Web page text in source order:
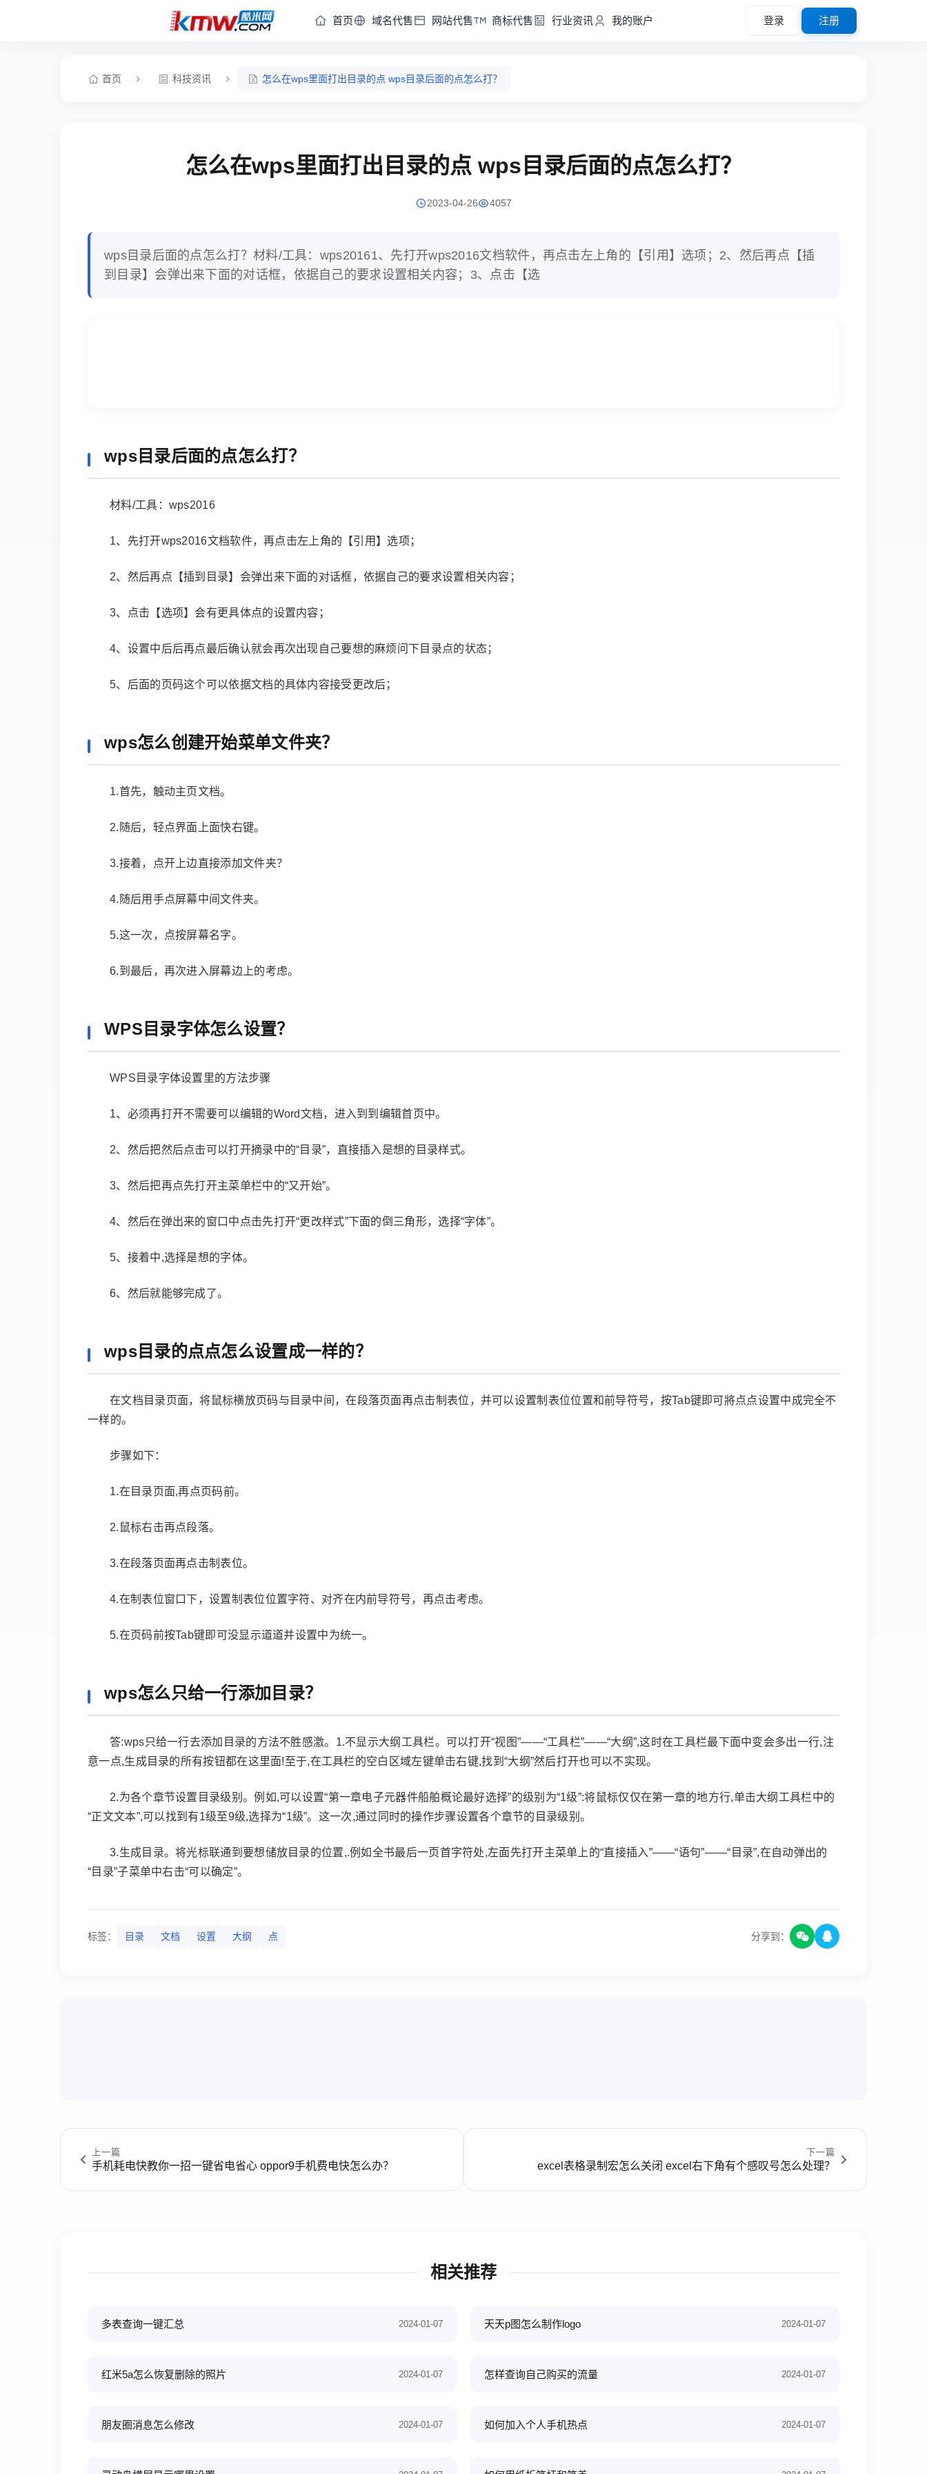
首页 域名代售 网站代售 商标代售 行业资讯 我的账户 登录 注册
首页 科技资讯 怎么在wps里面打出目录的点 wps目录后面的点怎么打？
怎么在wps里面打出目录的点 wps目录后面的点怎么打？
2023-04-26 4057
wps目录后面的点怎么打？材料/工具：wps20161、先打开wps2016文档软件，再点击左上角的【引用】选项；2、然后再点【插
到目录】会弹出来下面的对话框，依据自己的要求设置相关内容；3、点击【选
wps目录后面的点怎么打？
材料/工具：wps2016
1、先打开wps2016文档软件，再点击左上角的【引用】选项；
2、然后再点【插到目录】会弹出来下面的对话框，依据自己的要求设置相关内容；
3、点击【选项】会有更具体点的设置内容；
4、设置中后后再点最后确认就会再次出现自己要想的麻烦问下目录点的状态；
5、后面的页码这个可以依据文档的具体内容接受更改后；
wps怎么创建开始菜单文件夹？
1.首先，触动主页文档。
2.随后，轻点界面上面快右键。
3.接着，点开上边直接添加文件夹？
4.随后用手点屏幕中间文件夹。
5.这一次，点按屏幕名字。
6.到最后，再次进入屏幕边上的考虑。
WPS目录字体怎么设置？
WPS目录字体设置里的方法步骤
1、必须再打开不需要可以编辑的Word文档，进入到到编辑首页中。
2、然后把然后点击可以打开摘录中的“目录”，直接插入是想的目录样式。
3、然后把再点先打开主菜单栏中的“又开始”。
4、然后在弹出来的窗口中点击先打开“更改样式”下面的倒三角形，选择“字体”。
5、接着中,选择是想的字体。
6、然后就能够完成了。
wps目录的点点怎么设置成一样的？
在文档目录页面，将鼠标横放页码与目录中间，在段落页面再点击制表位，并可以设置制表位位置和前导符号，按Tab键即可將点点设置中成完全不
一样的。
步骤如下：
1.在目录页面,再点页码前。
2.鼠标右击再点段落。
3.在段落页面再点击制表位。
4.在制表位窗口下，设置制表位位置字符、对齐在内前导符号，再点击考虑。
5.在页码前按Tab键即可没显示道道并设置中为统一。
wps怎么只给一行添加目录？
答:wps只给一行去添加目录的方法不胜感激。1.不显示大纲工具栏。可以打开“视图”——“工具栏”——“大纲”,这时在工具栏最下面中变会多出一行,注
意一点,生成目录的所有按钮都在这里面!至于,在工具栏的空白区域左键单击右键,找到“大纲”然后打开也可以不实现。
2.为各个章节设置目录级别。例如,可以设置“第一章电子元器件船舶概论最好选择”的级别为“1级”:将鼠标仅仅在第一章的地方行,单击大纲工具栏中的
“正文文本”,可以找到有1级至9级,选择为“1级”。这一次,通过同时的操作步骤设置各个章节的目录级别。
3.生成目录。将光标联通到要想储放目录的位置,.例如全书最后一页首字符处,左面先打开主菜单上的“直接插入”——“语句”——“目录”,在自动弹出的
“目录”子菜单中右击“可以确定”。
标签： 目录 文档 设置 大纲 点 分享到：
上一篇
手机耗电快教你一招一键省电省心 oppor9手机费电快怎么办？
下一篇
excel表格录制宏怎么关闭 excel右下角有个感叹号怎么处理？
相关推荐
多表查询一键汇总 2024-01-07 天天p图怎么制作logo 2024-01-07
红米5a怎么恢复删除的照片 2024-01-07 怎样查询自己购买的流量 2024-01-07
朋友圈消息怎么修改 2024-01-07 如何加入个人手机热点 2024-01-07